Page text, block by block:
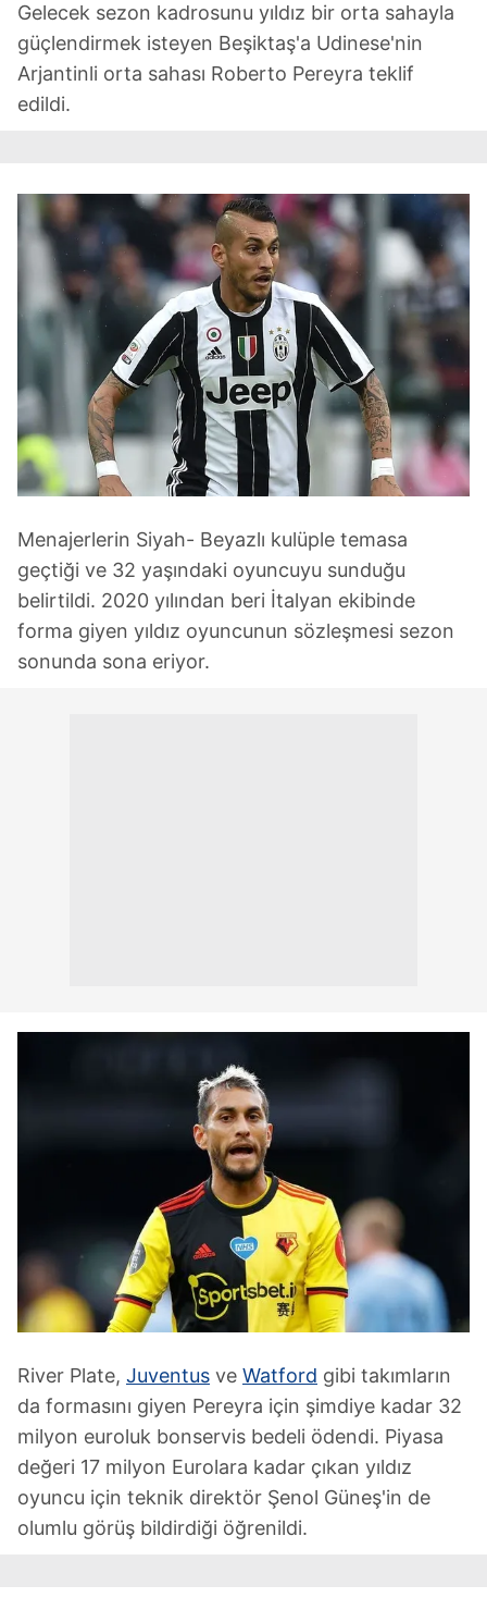
Gelecek sezon kadrosunu yıldız bir orta sahayla
güçlendirmek isteyen Beşiktaş'a Udinese'nin
Arjantinli orta sahası Roberto Pereyra teklif
edildi.
Menajerlerin Siyah- Beyazlı kulüple temasa
geçtiği ve 32 yaşındaki oyuncuyu sunduğu
belirtildi. 2020 yılından beri İtalyan ekibinde
forma giyen yıldız oyuncunun sözleşmesi sezon
sonunda sona eriyor.
River Plate, Juventus ve Watford gibi takımların
da formasını giyen Pereyra için şimdiye kadar 32
milyon euroluk bonservis bedeli ödendi. Piyasa
değeri 17 milyon Eurolara kadar çıkan yıldız
oyuncu için teknik direktör Şenol Güneş'in de
olumlu görüş bildirdiği öğrenildi.